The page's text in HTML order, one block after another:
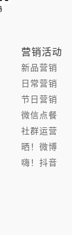
营销活动
新品营销
日常营销
节日营销
微信点餐
社群运营
晒！微博
嗨！抖音